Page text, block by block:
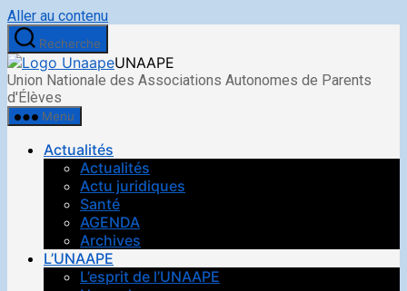
Aller au contenu
Recherche
UNAAPE
Union Nationale des Associations Autonomes de Parents
d'Élèves
Menu
Actualités
Actualités
Actu juridiques
Santé
AGENDA
Archives
L’UNAAPE
L’esprit de l’UNAAPE